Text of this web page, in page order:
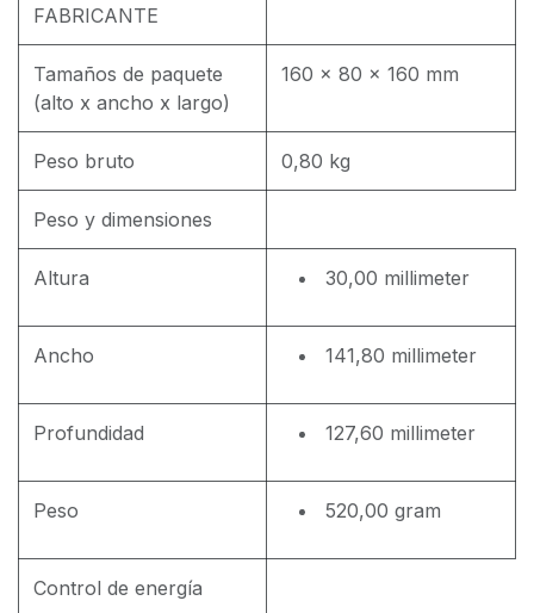
FABRICANTE
Tamaños de paquete
(alto x ancho x largo)
160 x 80 x 160 mm
Peso bruto 0,80 kg
Peso y dimensiones
Altura 30,00 millimeter
Ancho 141,80 millimeter
Profundidad 127,60 millimeter
Peso 520,00 gram
Control de energía